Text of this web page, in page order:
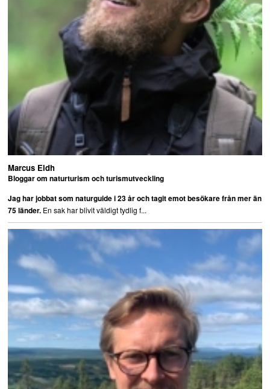
Marcus Eldh
Bloggar om naturturism och turismutveckling
Jag har jobbat som naturguide i 23 år och tagit emot besökare från mer än
75 länder.En sak har blivit väldigt tydlig f...